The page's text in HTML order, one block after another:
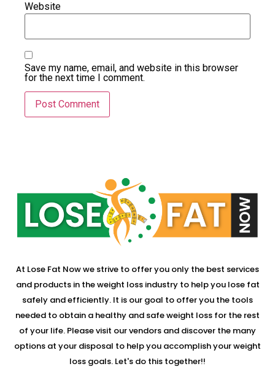
Website
Save my name, email, and website in this browser
for the next time I comment.
At Lose Fat Now we strive to offer you only the best services
and products in the weight loss industry to help you lose fat
safely and efficiently. It is our goal to offer you the tools
needed to obtain a healthy and safe weight loss for the rest
of your life. Please visit our vendors and discover the many
options at your disposal to help you accomplish your weight
loss goals. Let's do this together!!